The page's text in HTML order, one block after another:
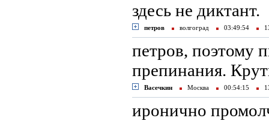
здесь не диктант.
петров волгоград 03:49:54
петров, поэтому
препинания.
Васечкин Москва 00:54:15
иронично